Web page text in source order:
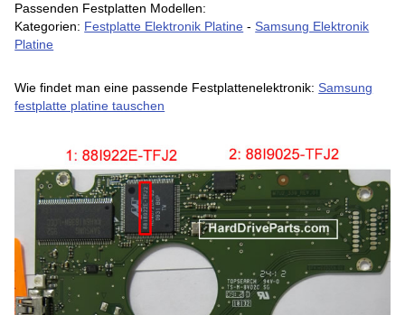
Passenden Festplatten Modellen:
Kategorien: Festplatte Elektronik Platine -Samsung Elektronik
Platine
Wie findet man eine passende Festplattenelektronik:Samsung
festplatte platine tauschen